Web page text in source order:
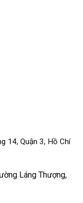
14, Quận 3, Hồ Chí
Láng Thượng,